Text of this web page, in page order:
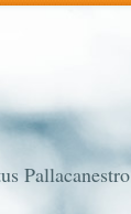
Pallacanestro